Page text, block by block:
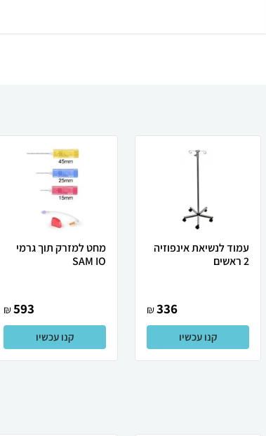
עמוד לנשיאת אינפוזיה
2 ראשים
336
₪
קנו עכשיו
מחט למזרק תוך גרמי
SAM IO
593
₪
קנו עכשיו